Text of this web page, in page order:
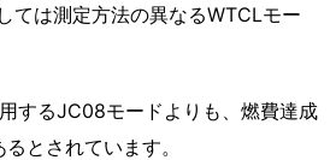
ては測定方法の異なるWTCLモー
するJC08モードよりも、燃費達成
とされています。